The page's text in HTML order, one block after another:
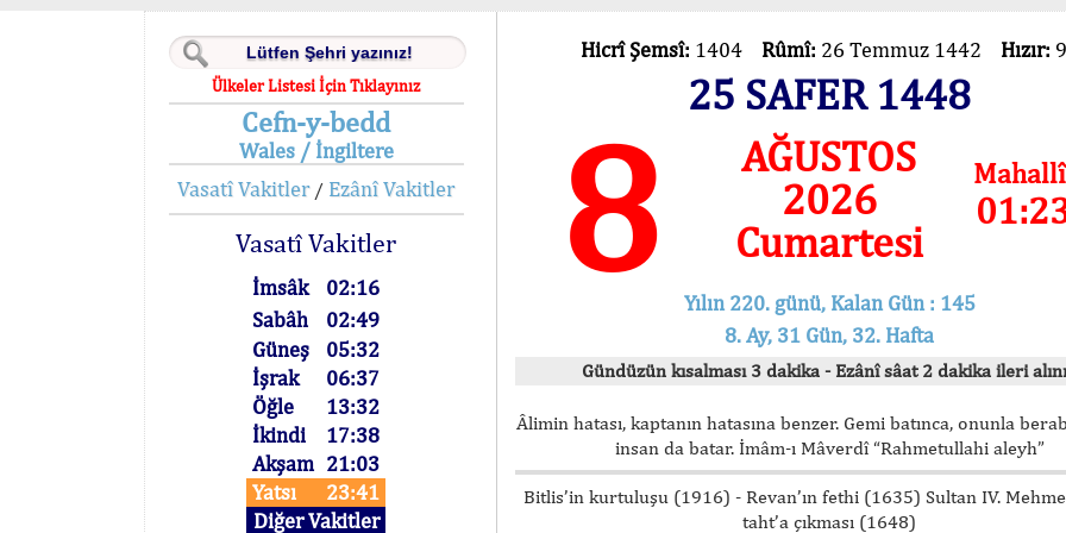
Ülkeler Listesi İçin Tıklayınız
Cefn-y-bedd
Wales / İngiltere
Vasatî Vakitler/ Ezânî Vakitler
Vasatî Vakitler
İmsâk
02:16
Sabâh
02:49
Güneş
05:32
İşrak
06:37
Öğle
13:32
İkindi
17:38
Akşam 21:03
Yatsı
23:41
Diğer Vakitler
Hicrî Şemsî: 1404 Rûmî: 26 Temmuz 1442 Hızır:
25 SAFER 1448
8
AĞUSTOS
2026
Cumartesi
Yılın 220. günü, Kalan Gün : 145
8. Ay, 31 Gün, 32. Hafta
Gündüzün kısalması 3 dakika - Ezânî sâat 2 dakika ileri
Âlimin hatası, kaptanın hatasına benzer. Gemi batınca, onunla
insan da batar. İmâm-ı Mâverdî “Rahmetullahi aleyh”
Bitlis’in kurtuluşu (1916) - Revan’ın fethi (1635) Sultan IV.
taht’a çıkması (1648)